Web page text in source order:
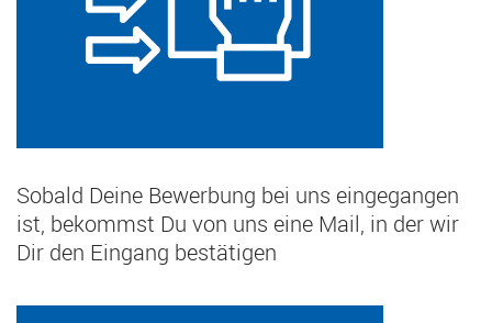
Sobald Deine Bewerbung bei uns eingegangen
ist, bekommst Du von uns eine Mail, in der wir
Dir den Eingang bestätigen